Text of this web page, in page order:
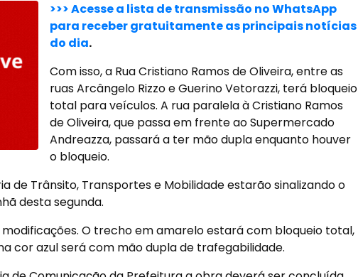
>>> Acesse a lista de transmissão no WhatsApp
para receber gratuitamente as principais notícias
do dia.
Com isso, a Rua Cristiano Ramos de Oliveira, entre as
ruas Arcângelo Rizzo e Guerino Vetorazzi, terá bloqueio
total para veículos. A rua paralela à Cristiano Ramos
de Oliveira, que passa em frente ao Supermercado
Andreazza, passará a ter mão dupla enquanto houver
o bloqueio.
de Trânsito, Transportes e Mobilidade estarão sinalizando o
desta segunda.
O trecho em amarelo estará com bloqueio total,
cor azul será com mão dupla de trafegabilidade.